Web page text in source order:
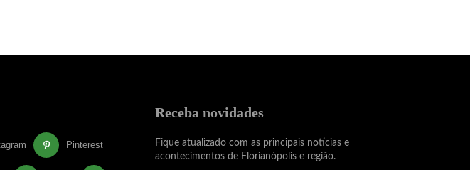
Pinterest
Receba novidades
Fique atualizado com as principais notícias e
acontecimentos de Florianópolis e região.